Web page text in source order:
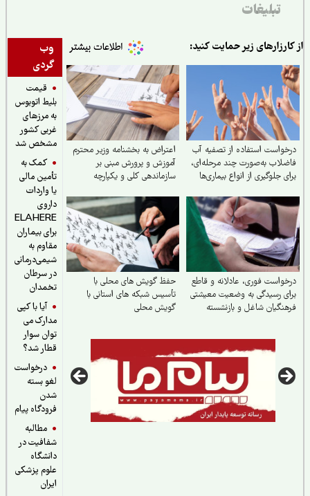
تبلیغات
وب
گردی
قیمت
بلیط اتوبوس
به مرزهای
غربی کشور
مشخص شد
کمک به
تأمین مالی
یا واردات
داروی
ELAHERE
برای بیماران
مقاوم به
شیمی‌درمانی
در سرطان
تخمدان
آیا با کپی
مدارک می
توان سوار
قطار شد؟
درخواست
لغو بسته
فرودگاه پیام
مطالبه
شفافیت در
دانشگاه
علوم پزشکی
زیر حمایت کنید:
استفاده از تصفیه آب
به‌صورت چند مرحله‌ای،
جلوگیری از انواع بیماری‌ها
اعتراض به بخشنامه وزیر محترم
آموزش و پرورش مبنی بر
سازماندهی کلی و یکپارچه
دبیران تربیت بدنی
فوری، عادلانه و قاطع
رسیدگی به وضعیت معیشتی
شاغل و بازنشسته
حفظ گویش های محلی با
تأسیس شبکه های استانی با
گویش محلی